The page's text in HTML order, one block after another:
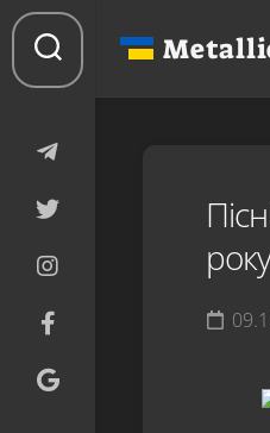
Перейти
до
вмісту